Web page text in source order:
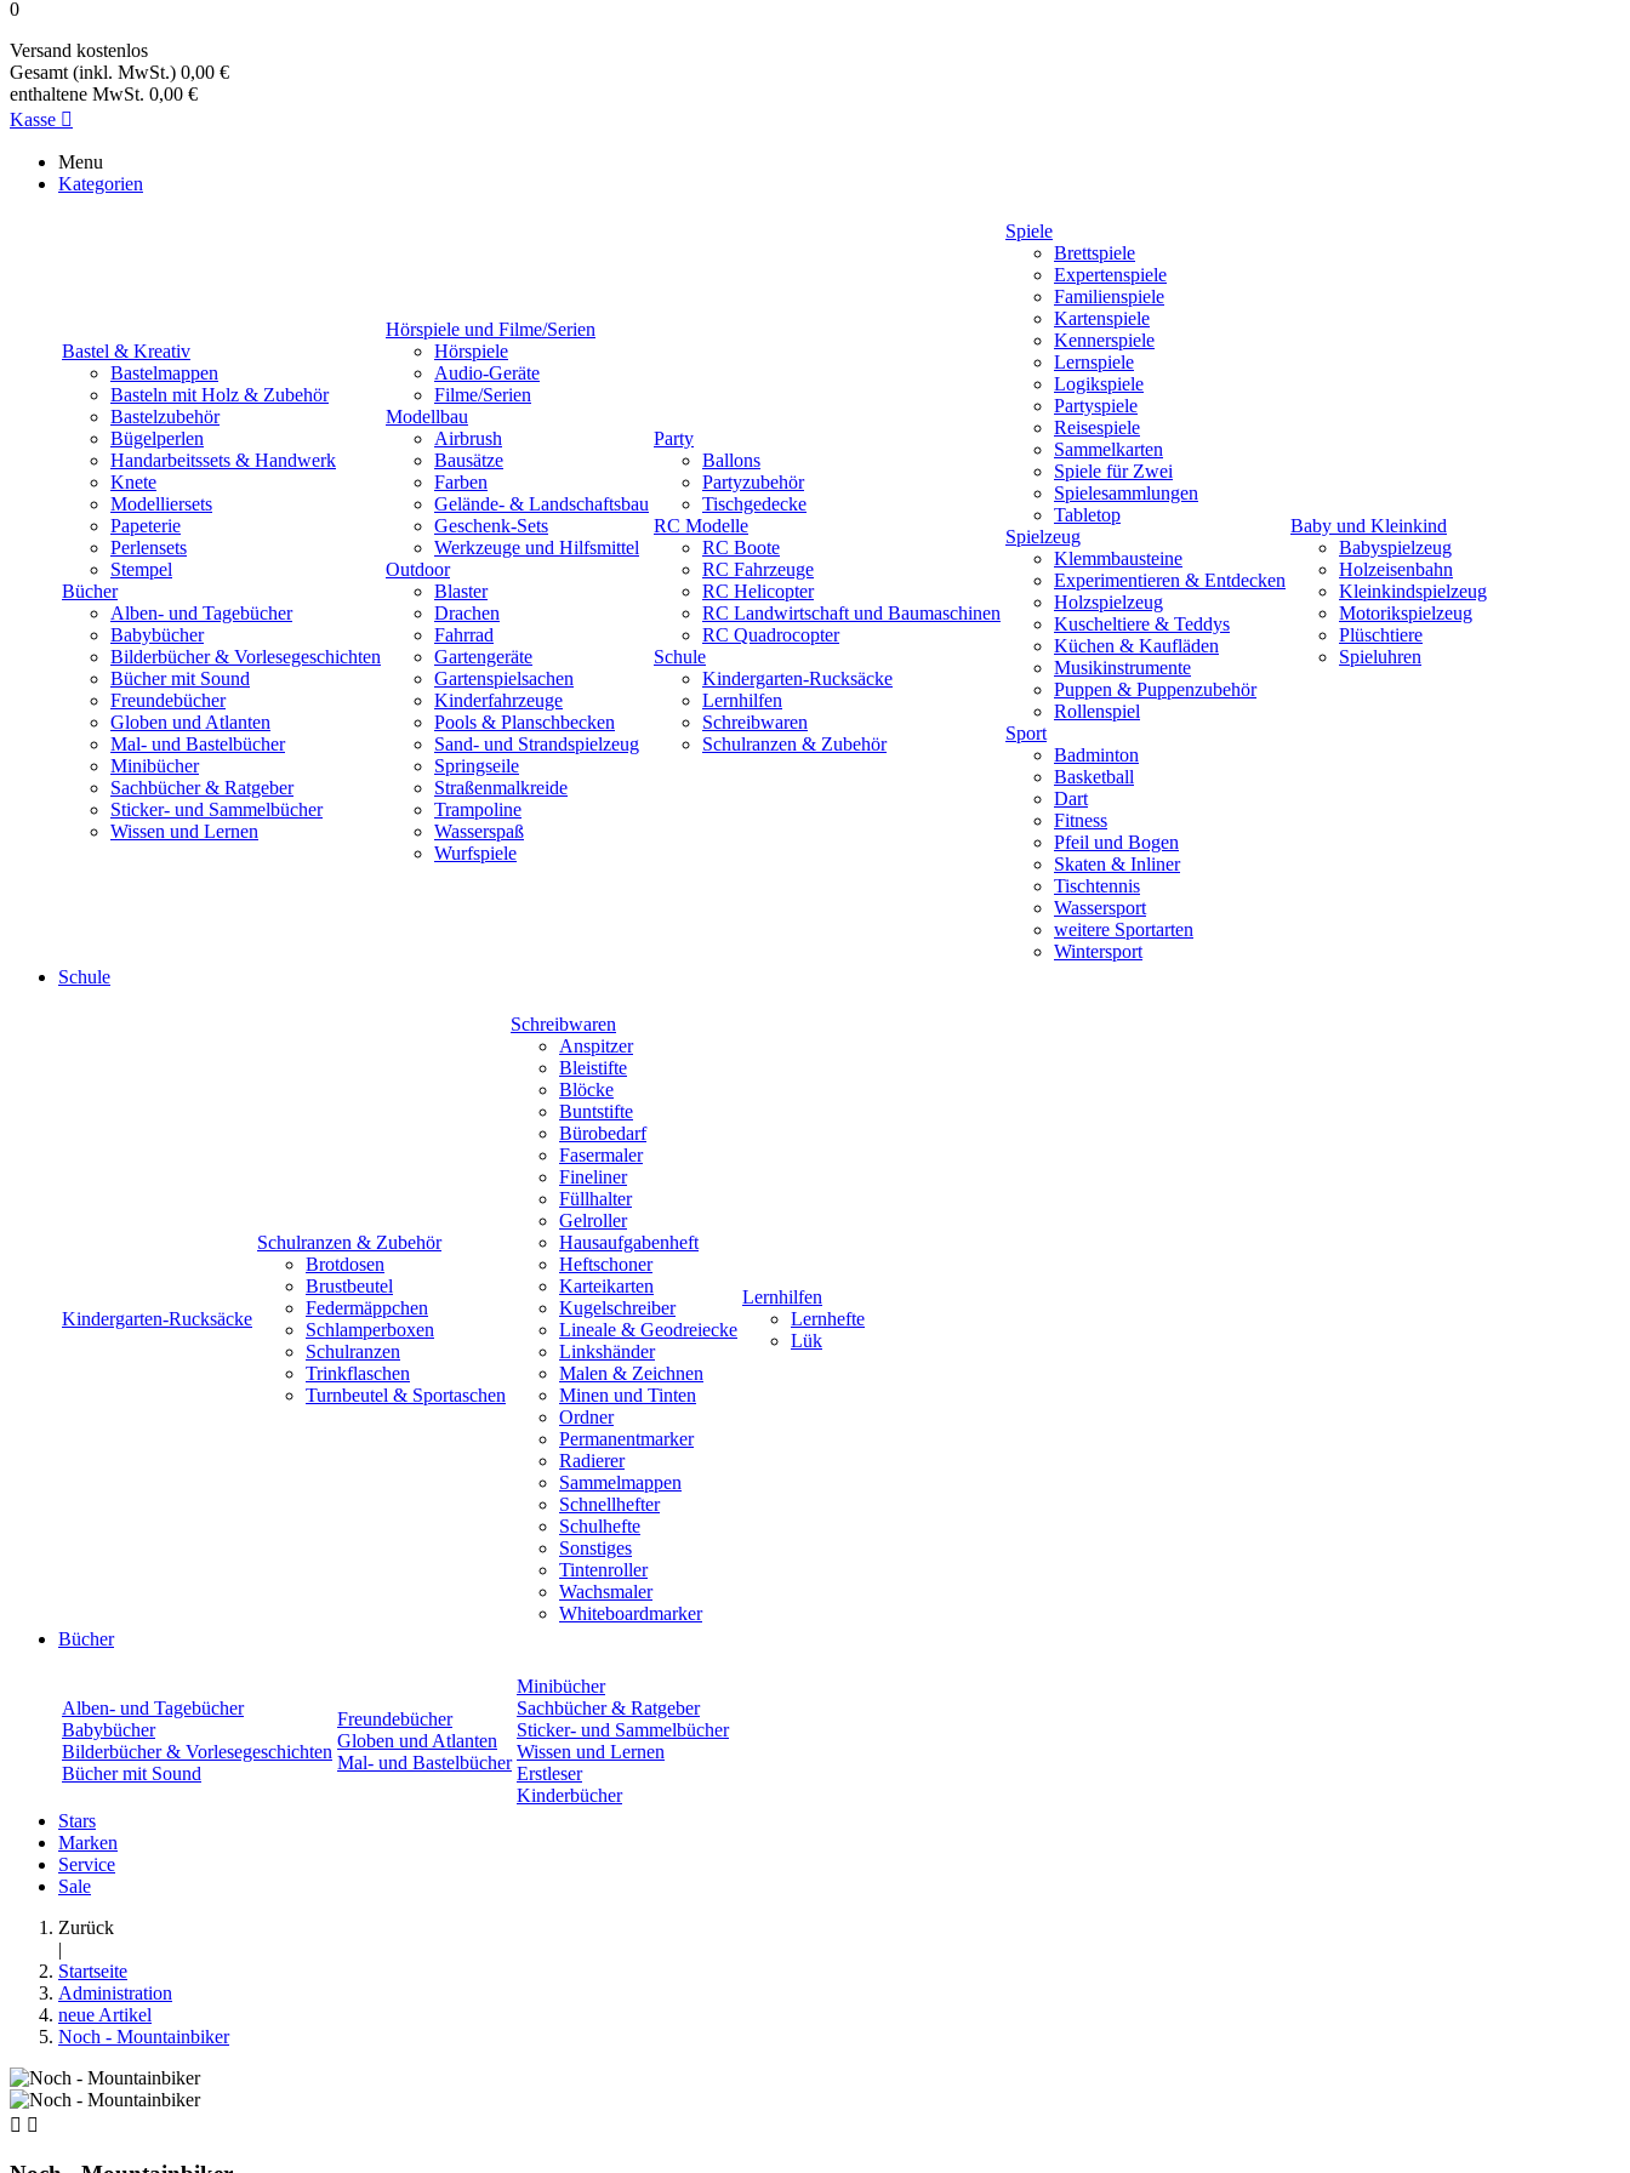
0
Versand kostenlos
Gesamt (inkl. MwSt.) 0,00 €
enthaltene MwSt. 0,00 €
Kasse 
Menu
Kategorien
Bastel & Kreativ
Bastelmappen
Basteln mit Holz & Zubehör
Bastelzubehör
Bügelperlen
Handarbeitssets & Handwerk
Knete
Modelliersets
Papeterie
Perlensets
Stempel
Bücher
Alben- und Tagebücher
Babybücher
Bilderbücher & Vorlesegeschichten
Bücher mit Sound
Freundebücher
Globen und Atlanten
Mal- und Bastelbücher
Minibücher
Sachbücher & Ratgeber
Sticker- und Sammelbücher
Wissen und Lernen
Hörspiele und Filme/Serien
Hörspiele
Audio-Geräte
Filme/Serien
Modellbau
Airbrush
Bausätze
Farben
Gelände- & Landschaftsbau
Geschenk-Sets
Werkzeuge und Hilfsmittel
Outdoor
Blaster
Drachen
Fahrrad
Gartengeräte
Gartenspielsachen
Kinderfahrzeuge
Pools & Planschbecken
Sand- und Strandspielzeug
Springseile
Straßenmalkreide
Trampoline
Wasserspaß
Wurfspiele
Party
Ballons
Partyzubehör
Tischgedecke
RC Modelle
RC Boote
RC Fahrzeuge
RC Helicopter
RC Landwirtschaft und Baumaschinen
RC Quadrocopter
Schule
Kindergarten-Rucksäcke
Lernhilfen
Schreibwaren
Schulranzen & Zubehör
Spiele
Brettspiele
Expertenspiele
Familienspiele
Kartenspiele
Kennerspiele
Lernspiele
Logikspiele
Partyspiele
Reisespiele
Sammelkarten
Spiele für Zwei
Spielesammlungen
Tabletop
Spielzeug
Klemmbausteine
Experimentieren & Entdecken
Holzspielzeug
Kuscheltiere & Teddys
Küchen & Kaufläden
Musikinstrumente
Puppen & Puppenzubehör
Rollenspiel
Sport
Badminton
Basketball
Dart
Fitness
Pfeil und Bogen
Skaten & Inliner
Tischtennis
Wassersport
weitere Sportarten
Wintersport
Baby und Kleinkind
Babyspielzeug
Holzeisenbahn
Kleinkindspielzeug
Motorikspielzeug
Plüschtiere
Spieluhren
Schule
Kindergarten-Rucksäcke
Schulranzen & Zubehör
Brotdosen
Brustbeutel
Federmäppchen
Schlamperboxen
Schulranzen
Trinkflaschen
Turnbeutel & Sportaschen
Schreibwaren
Anspitzer
Bleistifte
Blöcke
Buntstifte
Bürobedarf
Fasermaler
Fineliner
Füllhalter
Gelroller
Hausaufgabenheft
Heftschoner
Karteikarten
Kugelschreiber
Lineale & Geodreiecke
Linkshänder
Malen & Zeichnen
Minen und Tinten
Ordner
Permanentmarker
Radierer
Sammelmappen
Schnellhefter
Schulhefte
Sonstiges
Tintenroller
Wachsmaler
Whiteboardmarker
Lernhilfen
Lernhefte
Lük
Bücher
Alben- und Tagebücher
Babybücher
Bilderbücher & Vorlesegeschichten
Bücher mit Sound
Freundebücher
Globen und Atlanten
Mal- und Bastelbücher
Minibücher
Sachbücher & Ratgeber
Sticker- und Sammelbücher
Wissen und Lernen
Erstleser
Kinderbücher
Stars
Marken
Service
Sale
Zurück
|
Startseite
Administration
neue Artikel
Noch - Mountainbiker
 